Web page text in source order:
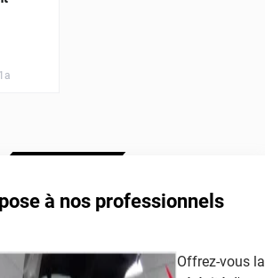
à nos professionnels
Offrez-vous la